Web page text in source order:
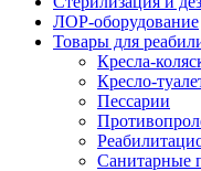
ЛОР-оборудование
Товары для
Кресла-
Кресло-
Пессарии
Санитарные